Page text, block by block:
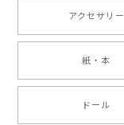
アクセサリー
紙・本
ドール